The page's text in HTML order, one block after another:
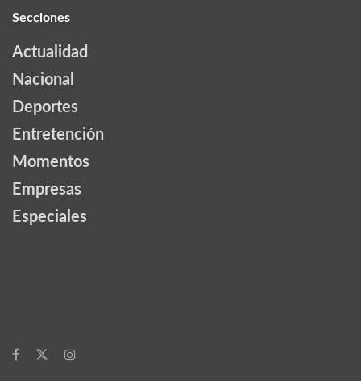
Secciones
Actualidad
Nacional
Deportes
Entretención
Momentos
Empresas
Especiales